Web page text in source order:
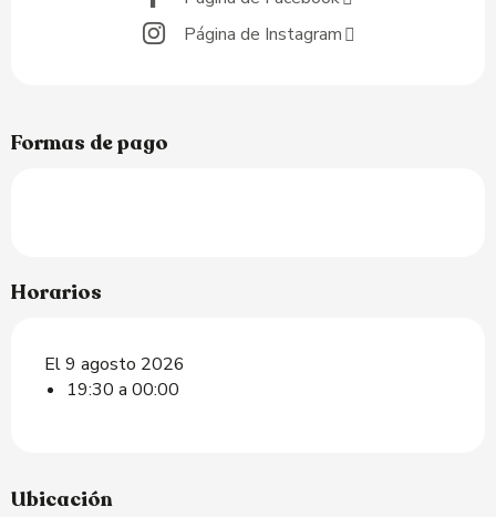
Página de Instagram
Formas de pago
Horarios
El 9 agosto 2026
19:30 a 00:00
Ubicación